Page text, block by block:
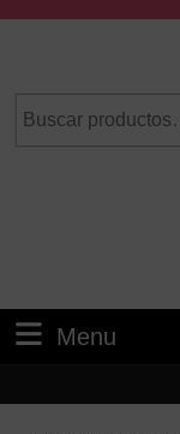
Cuando hay
Menu